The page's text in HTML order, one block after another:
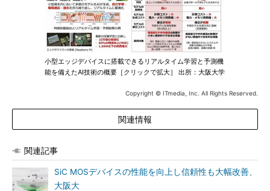
小型エッジデバイスに搭載できるリアルタイム学習と予測機
能を備えたAI技術の概要［クリックで拡大］ 出所：大阪大学
Copyright © ITmedia, Inc. All Rights Reserved.
関連情報
関連記事
SiC MOSデバイスの性能を向上し信頼性も大幅改善、
大阪大